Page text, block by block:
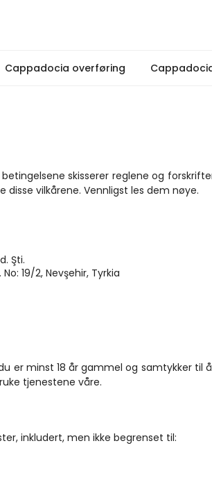
Cappadocia overføring
skisserer reglene og
vilkårene. Vennligst les dem nøye.
Şti.
19/2, Nevşehir, Tyrkia
er minst 18 år gammel og samtykker til
tjenestene våre.
inkludert, men ikke begrenset til: